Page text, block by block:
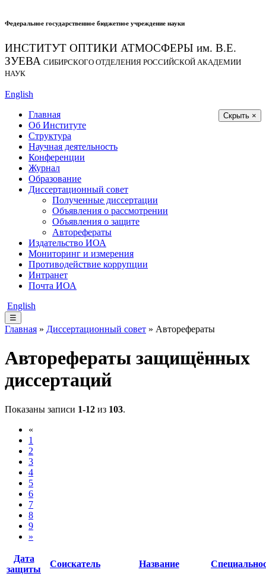
Федеральное государственное бюджетное учреждение науки
ИНСТИТУТ ОПТИКИ АТМОСФЕРЫ им. В.Е.
ЗУЕВА СИБИРСКОГО ОТДЕЛЕНИЯ РОССИЙСКОЙ АКАДЕМИИ
НАУК
English
Скрыть ×
Главная
Об Институте
Структура
Научная деятельность
Конференции
Журнал
Образование
Диссертационный совет
Полученные диссертации
Объявления о рассмотрении
Объявления о защите
Авторефераты
Издательство ИОА
Мониторинг и измерения
Противодействие коррупции
Интранет
Почта ИОА
English
☰
Главная » Диссертационный совет » Авторефераты
Авторефераты защищённых
диссертаций
Показаны записи 1-12 из 103.
«
1
2
3
4
5
6
7
8
9
»
Дата
защиты
Соискатель Название